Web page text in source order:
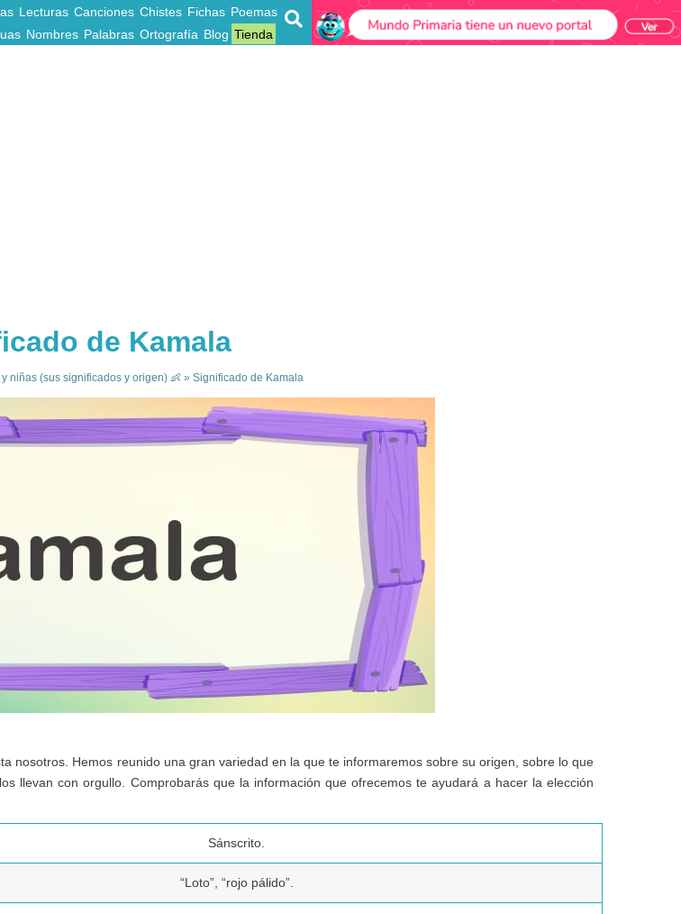
Lecturas Canciones Chistes Fichas Poemas
Nombres Palabras Ortografía Blog Tienda
de Kamala
niñas (sus significados y origen) 👶» Significado de Kamala
nosotros. Hemos reunido una gran variedad en la que te informaremos sobre su origen, sobre lo que
llevan con orgullo. Comprobarás que la información que ofrecemos te ayudará a hacer la elección
Sánscrito.
“Loto”, “rojo pálido”.